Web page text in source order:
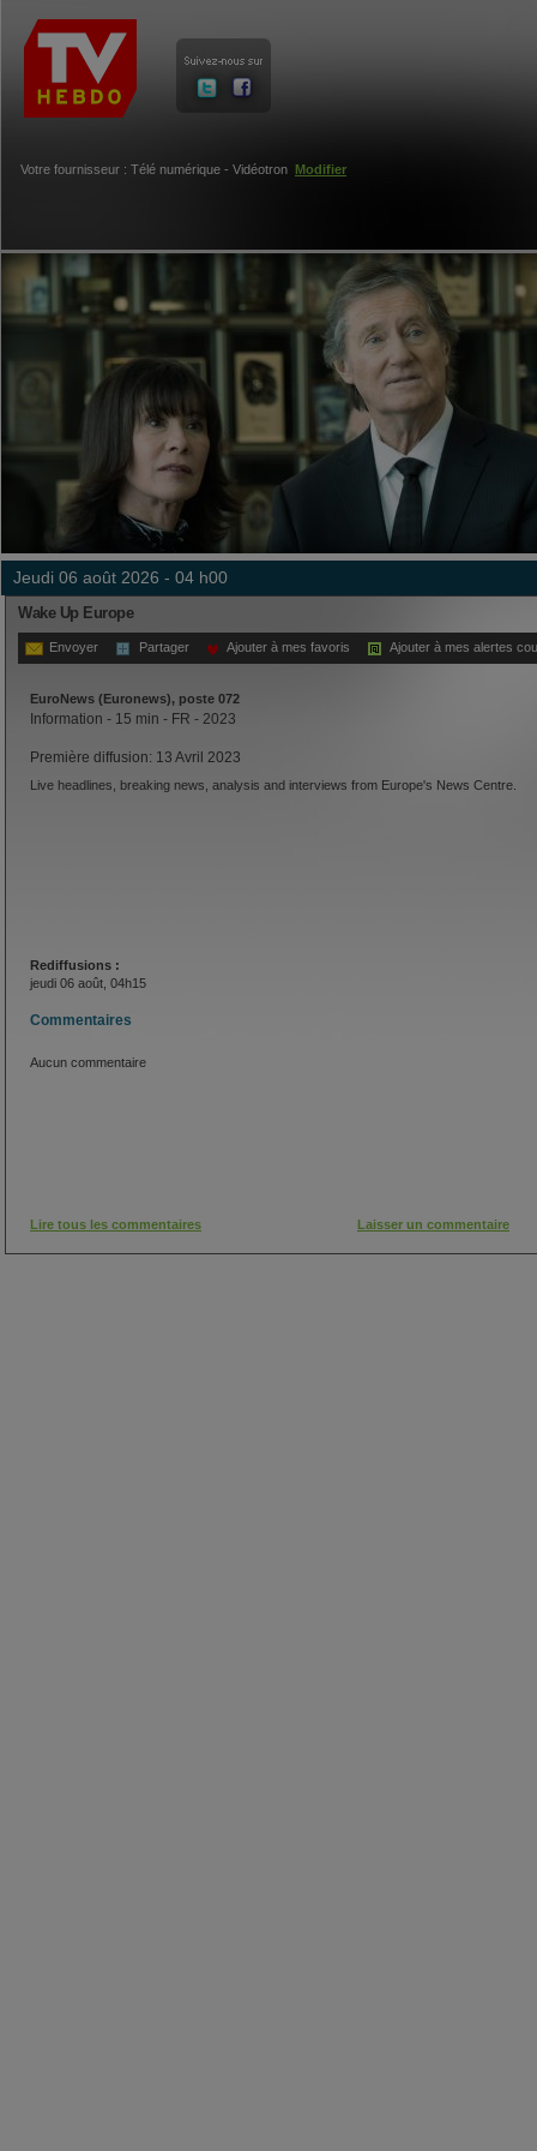
Votre fournisseur : Télé numérique - Vidéotron Modifier
jeudi 06 août 2026 - 04 h00
Wake Up Europe
Envoyer Partager Ajouter à mes favoris Ajouter à mes alertes
EuroNews (Euronews), poste 072
Information - 15 min - FR - 2023
Première diffusion: 13 Avril 2023
Live headlines, breaking news, analysis and interviews from Europe's News Centre.
Rediffusions :
jeudi 06 août, 04h15
Commentaires
Aucun commentaire
Lire tous les commentaires Laisser un commentaire